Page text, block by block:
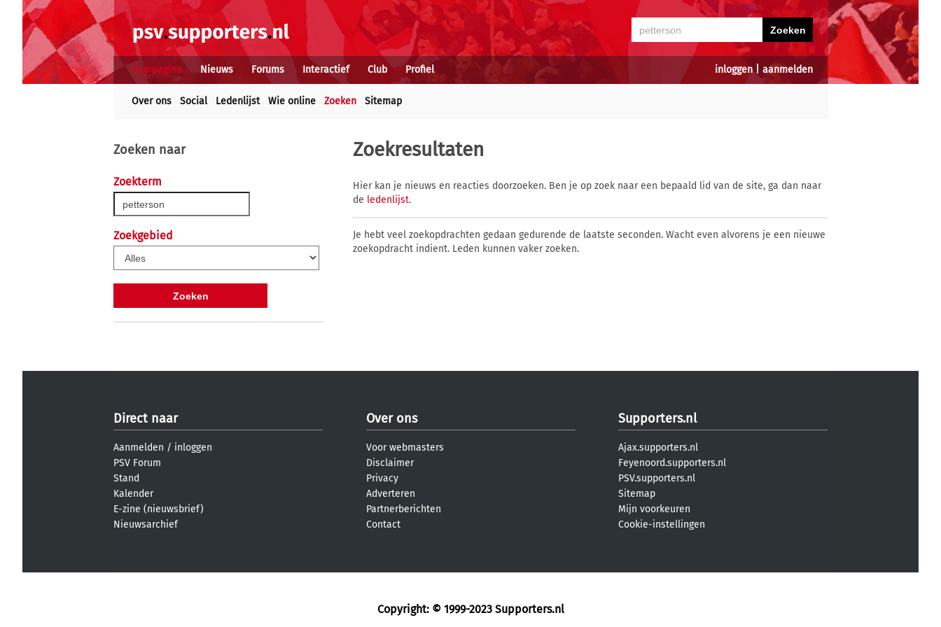
inloggen| aanmelden
Voorpagina Nieuws Forums Interactief Club Profiel
Over ons Social Ledenlijst Wie online Zoeken Sitemap
Zoeken naar
Zoekterm
Zoekgebied
Zoekresultaten
Hier kan je nieuws en reacties doorzoeken. Ben je op zoek naar een bepaald lid van de site, ga dan naar
de ledenlijst.
Je hebt veel zoekopdrachten gedaan gedurende de laatste seconden. Wacht even alvorens je een nieuwe
zoekopdracht indient. Leden kunnen vaker zoeken.
Direct naar
Aanmelden / inloggen
PSV Forum
Stand
Kalender
E-zine (nieuwsbrief)
Nieuwsarchief
Over ons
Voor webmasters
Disclaimer
Privacy
Adverteren
Partnerberichten
Contact
Supporters.nl
Ajax.supporters.nl
Feyenoord.supporters.nl
PSV.supporters.nl
Sitemap
Mijn voorkeuren
Cookie-instellingen
Copyright: © 1999-2023 Supporters.nl